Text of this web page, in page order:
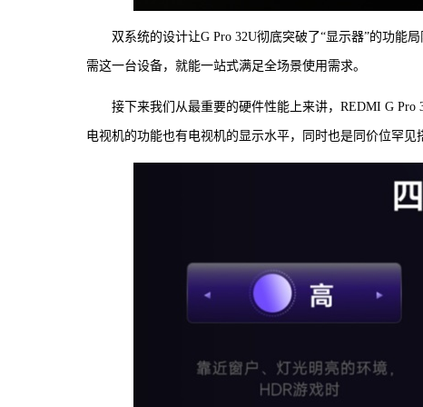
双系统的设计让G Pro 32U彻底突破了“显示器”的功能
需这一台设备，就能一站式满足全场景使用需求。
接下来我们从最重要的硬件性能上来讲，REDMI G
电视机的功能也有电视机的显示水平，同时也是同价位罕见